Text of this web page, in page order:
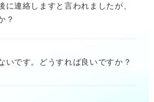
に連絡しますと言われましたが、
？
いです。どうすれば良いですか？